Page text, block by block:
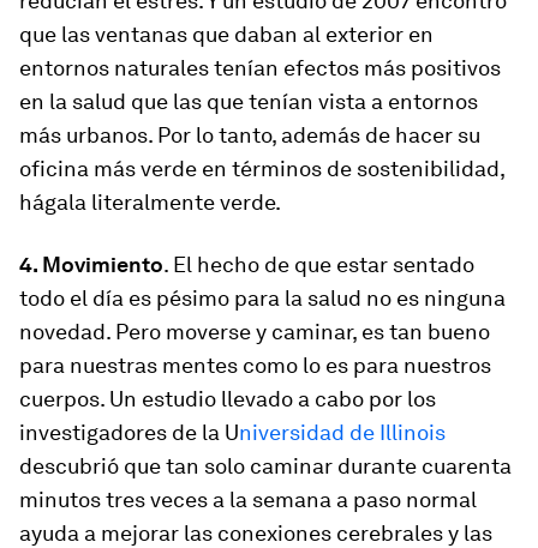
que las ventanas que daban al exterior en
entornos naturales tenían efectos más positivos
en la salud que las que tenían vista a entornos
más urbanos. Por lo tanto, además de hacer su
oficina más verde en términos de sostenibilidad,
hágala literalmente verde.
4. Movimiento. El hecho de que estar sentado
todo el día es pésimo para la salud no es ninguna
novedad. Pero moverse y caminar, es tan bueno
para nuestras mentes como lo es para nuestros
cuerpos. Un estudio llevado a cabo por los
investigadores de la Universidad de Illinois
descubrió que tan solo caminar durante cuarenta
minutos tres veces a la semana a paso normal
ayuda a mejorar las conexiones cerebrales y las